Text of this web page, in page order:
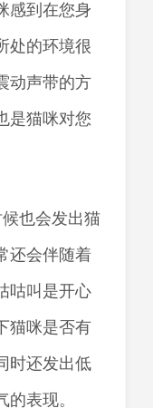
感到在您身
处的环境很
动声带的方
是猫咪对您
也会发出猫
还会伴随着
咕叫是开心
猫咪是否有
时还发出低
表现。